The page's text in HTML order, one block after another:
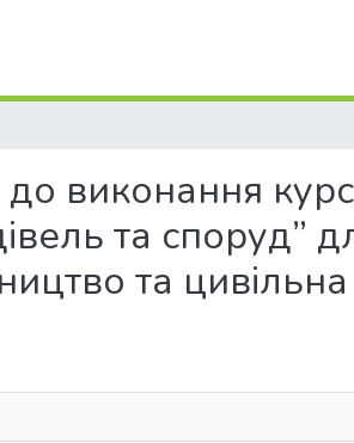
виконання
та споруд”
та